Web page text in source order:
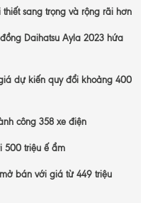
sang trọng và rộng rãi hơn
Daihatsu Ayla 2023 hứa
dự kiến quy đổi khoảng 400
công 358 xe điện
500 triệu ế ẩm
bán với giá từ 449 triệu